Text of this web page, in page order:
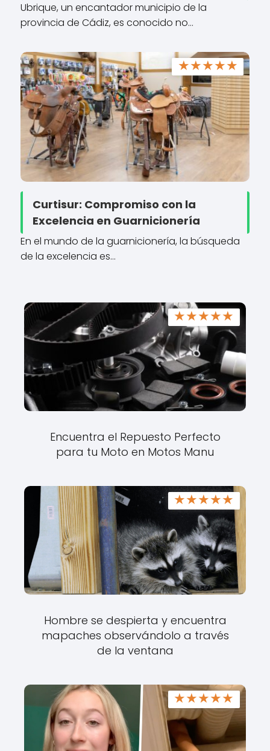
Ubrique, un encantador municipio de la
provincia de Cádiz, es conocido no…
★★★★★
Curtisur: Compromiso con la
Excelencia en Guarnicionería
En el mundo de la guarnicionería, la búsqueda
de la excelencia es…
★★★★★
Encuentra el Repuesto Perfecto
para tu Moto en Motos Manu
★★★★★
Hombre se despierta y encuentra
mapaches observándolo a través
de la ventana
★★★★★